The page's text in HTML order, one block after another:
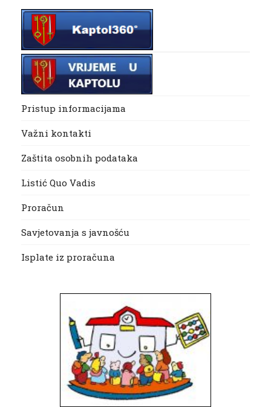
Pristup informacijama
Važni kontakti
Zaštita osobnih podataka
Listić Quo Vadis
Proračun
Savjetovanja s javnošću
Isplate iz proračuna